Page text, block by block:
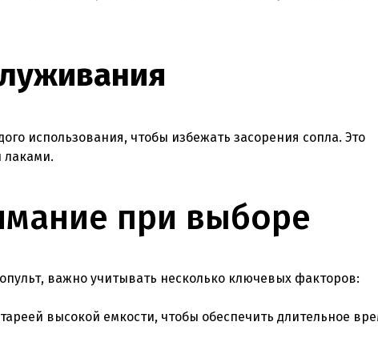
использования, чтобы избежать засорения сопла. Это
лаками.
при выборе
важно учитывать несколько ключевых факторов:
высокой емкости, чтобы обеспечить длительное